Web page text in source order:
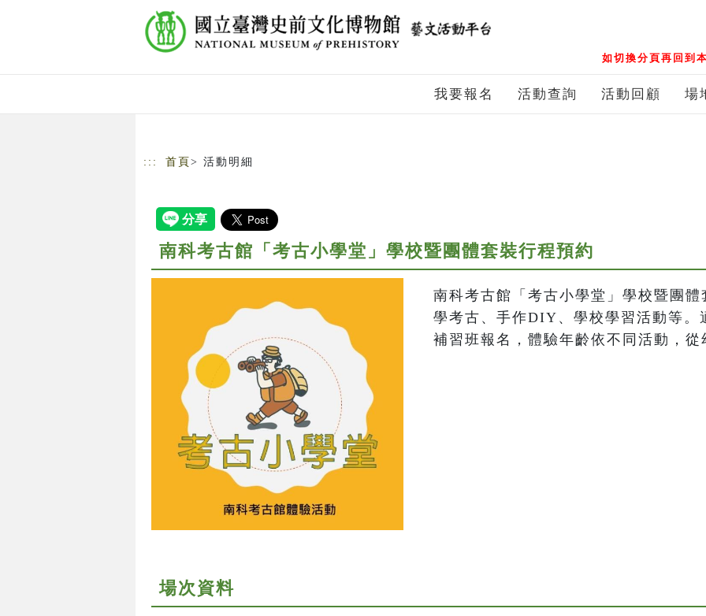
如切換分頁再回到
我要報名 活動查詢 活動回顧 場
::: 首頁 > 活動明細
南科考古館「考古小學堂」學校暨團體套裝行程預約
南科考古館「考古小學堂」學校暨團
學考古、手作DIY、學校學習活動等。
補習班報名，體驗年齡依不同活動，
場次資料